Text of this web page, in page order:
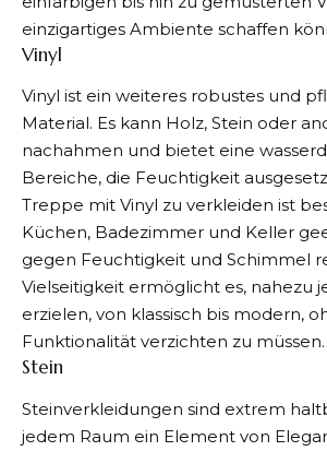
einzigartiges Ambiente schaffen
Vinyl
Vinyl ist ein weiteres robustes und
Material. Es kann Holz, Stein oder
nachahmen und bietet eine
Bereiche, die Feuchtigkeit
Treppe mit Vinyl zu verkleiden ist
Küchen, Badezimmer und Keller
gegen Feuchtigkeit und Schimmel
Vielseitigkeit ermöglicht es, nahezu
erzielen, von klassisch bis modern,
Funktionalität verzichten zu müssen.
Stein
Steinverkleidungen sind extrem
jedem Raum ein Element von